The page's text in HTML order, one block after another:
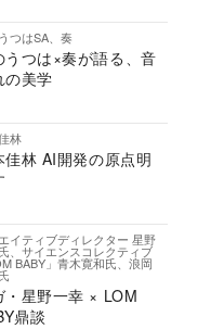
つはSA、奏
うつは×奏が語る、音
の美学
林
佳林 AI開発の原点明
イティブディレクター 星野
、サイエンスコレクティブ
BABY」青木寛和氏、浪岡
・星野一幸 × LOM
鼎談